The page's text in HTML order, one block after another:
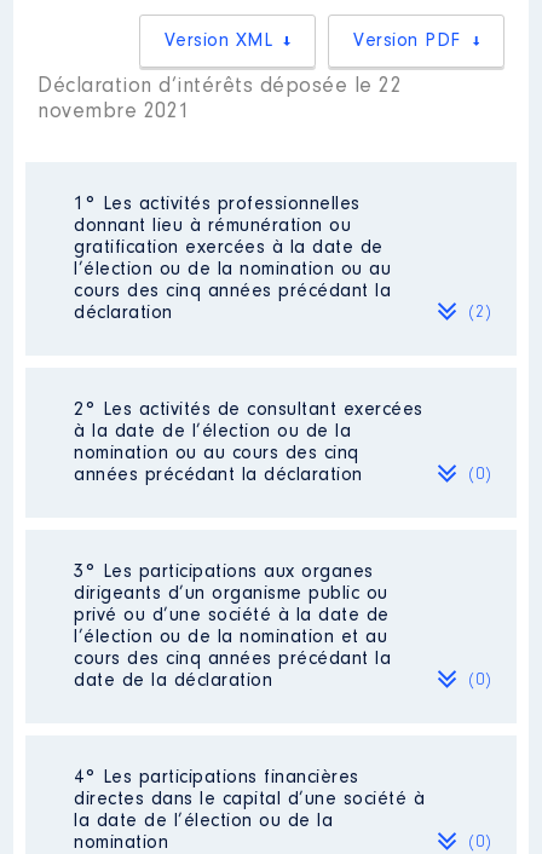
Version PDF
Version XML
Déclaration d’intérêts déposée le 22
novembre 2021
1° Les activités professionnelles
donnant lieu à rémunération ou
gratification exercées à la date de
l’élection ou de la nomination ou au
cours des cinq années précédant la
déclaration
(2)
Description : Directeur
Employeur: SAS PINEAU │ De :
01/2015 à 08/2017
Année Montant Type
2015 56 692 €
Net
2016
57 945 €
2° Les activités de consultant exercées
à la date de l’élection ou de la
nomination ou au cours des cinq
années précédant la déclaration
(0)
Néant
3° Les participations aux organes
dirigeants d’un organisme public ou
privé ou d’une société à la date de
l’élection ou de la nomination et au
cours des cinq années précédant la
date de la déclaration
(0)
Néant
4° Les participations financières
directes dans le capital d’une société à
la date de l’élection ou de la
nomination
(0)